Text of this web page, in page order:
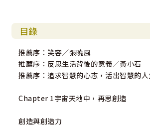
目錄
推薦序：笑容／張曉風
推薦序：反思生活背後的意義／黃小石
推薦序：追求智慧的心志，活出智慧的
Chapter 1宇宙天地中，再思創造
創造與創造力